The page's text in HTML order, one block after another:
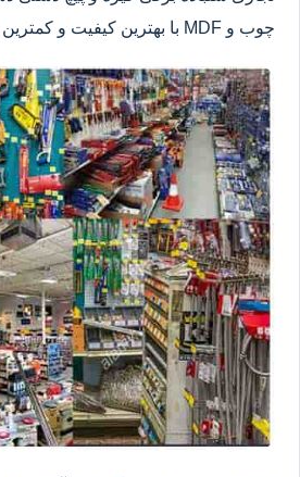
چوب و MDF با بهترین کیفیت و کمترین قیمت در قیطریه